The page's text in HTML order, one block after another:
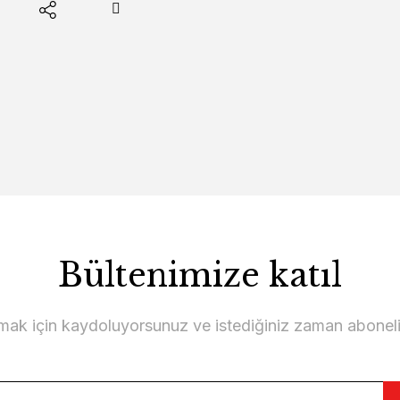
Bültenimize katıl
için kaydoluyorsunuz ve istediğiniz zaman